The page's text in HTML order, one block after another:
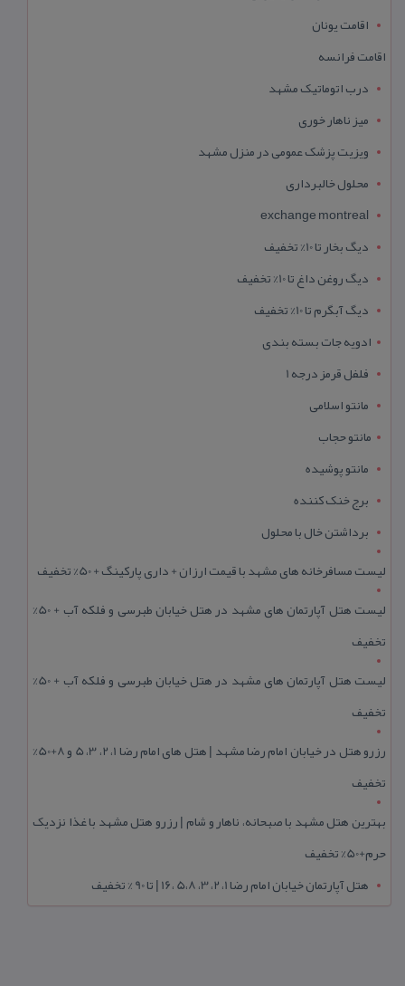
اقامت یونان
اقامت فرانسه
درب اتوماتیک مشهد
میز ناهار خوری
ویزیت پزشک عمومی در منزل مشهد
محلول خالبرداری
exchange montreal
دیگ بخار تا 10% تخفیف
دیگ روغن داغ تا 10% تخفیف
دیگ آبگرم تا 10% تخفیف
ادویه جات بسته بندی
فلفل قرمز درجه 1
مانتو اسلامی
مانتو حجاب
مانتو پوشیده
برج خنک کننده
برداشتن خال با محلول
لیست مسافرخانه های مشهد با قیمت ارزان + داری پارکینگ + 50% تخفیف
لیست هتل آپارتمان های مشهد در هتل خیابان طبرسی و فلکه آب + 50%
تخفیف
لیست هتل آپارتمان های مشهد در هتل خیابان طبرسی و فلکه آب + 50%
تخفیف
رزرو هتل در خیابان امام رضا مشهد | هتل‌ های امام رضا 1، 2، 3، 5 و 8+50%
تخفیف
بهترین هتل مشهد با صبحانه، ناهار و شام | رزرو هتل مشهد با غذا نزدیک
حرم+50% تخفیف
هتل آپارتمان خیابان امام رضا 1، 2، 3، 5،8 ،16 | تا 90 % تخفیف